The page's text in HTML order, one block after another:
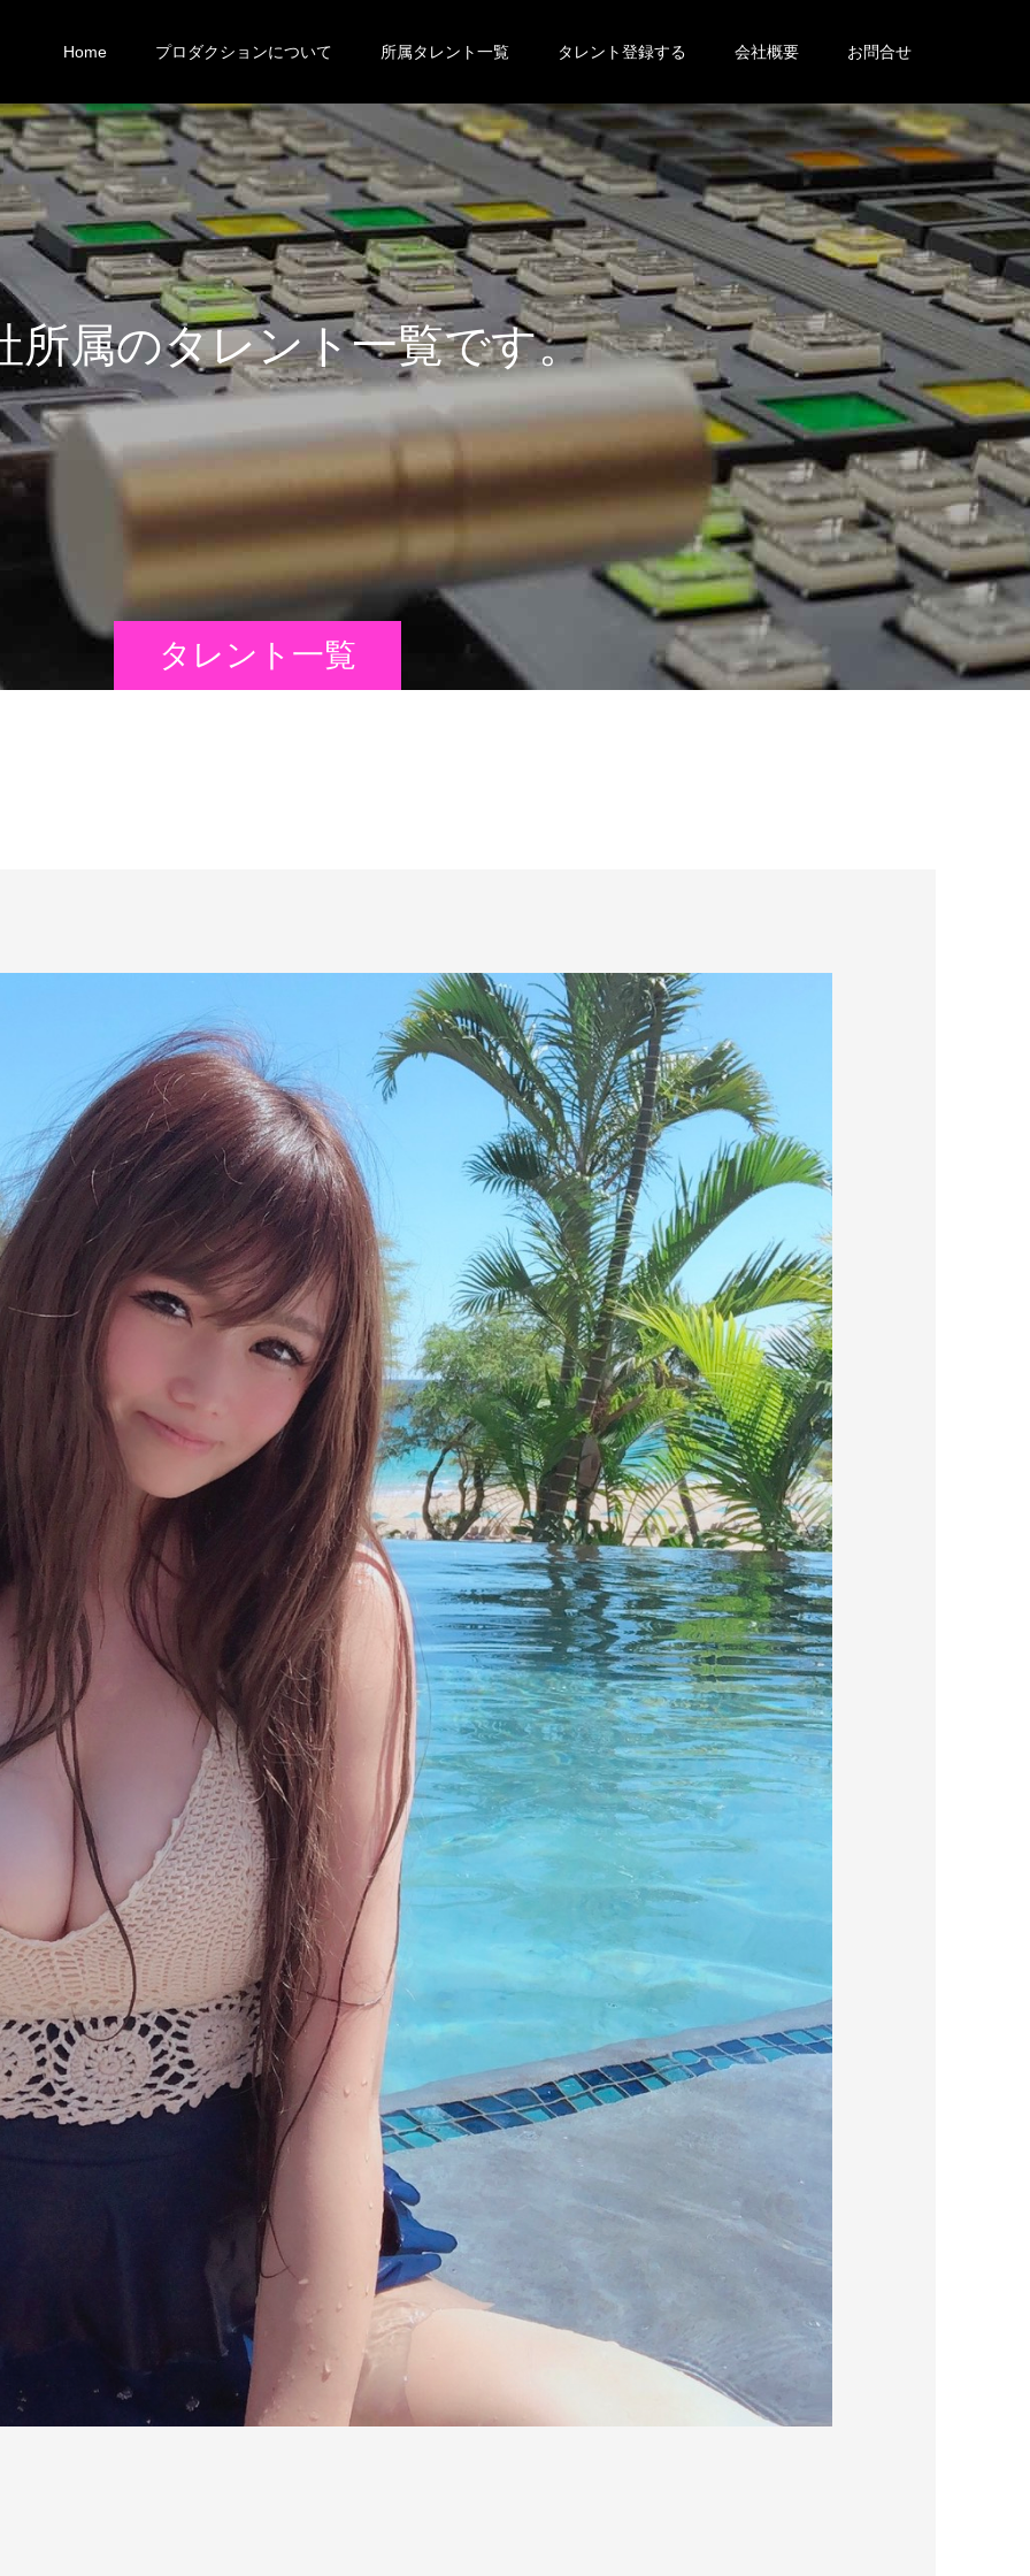
Home プロダクションについて 所属タレント一覧 タレント登録する 会社概要 お問合せ
タレント一覧
所属のタレント一覧です。